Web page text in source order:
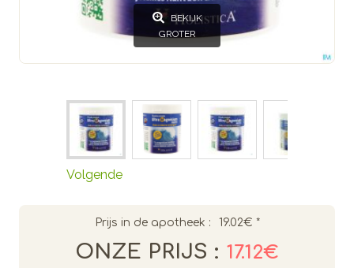
BEKIJK
GROTER
Volgende
Prijs in de apotheek : 19.02€ *
ONZE PRIJS : 17.12€